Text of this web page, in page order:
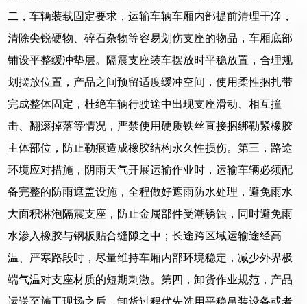
二，车辆装载固定要求，运输车辆车厢内部提前清理干净，
清除尖锐硬物、碎石杂物等容易划伤支座的物品，车厢底部
铺设平整缓冲垫层。隔震支座装车摆放时平稳放置，合理规
划摆放位置，产品之间预留适度缓冲空间，使用柔性捆扎带
完成整体固定，杜绝车辆行驶途中出现支座滑动、相互撞
击、翻滚掉落等情况，严禁使用硬质铁丝直接捆绑勒紧橡胶
主体部位，防止勒痕造成橡胶结构永久性损伤。第三，路途
环境应对措施，阴雨天气开展运输作业时，运输车辆必须配
备完整的防雨遮盖设施，全程做好遮雨防水处理，避免雨水
大面积淋泡隔震支座，防止金属部件受潮锈蚀，同时避免雨
水渗入橡胶与钢板贴合缝隙之中；长途跨区域运输途经高
温、严寒路段时，尽量维持车厢内部环境稳定，减少外界极
端气温对支座材质的短期刺激。第四，卸货作业规范，产品
运送至施工现场之后，卸货过程优先选用平稳吊装设备或者